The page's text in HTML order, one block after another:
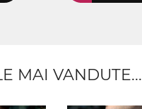
MAI VANDUTE...